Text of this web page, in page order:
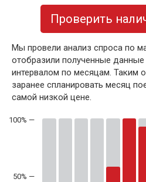
Проверить
Мы провели анализ спроса по
отобразили полученные
интервалом по месяцам. Таким
заранее спланировать месяц
самой низкой цене.
50% —